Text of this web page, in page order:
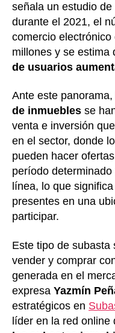
señala un estudio
durante el 2021, el
comercio
millones y se estima
de usuarios
Ante este panorama,
de inmuebles se
venta e inversión
en el sector, donde
pueden hacer
período
línea, lo que
presentes en una
participar.
Este tipo de subasta
vender y comprar
generada en el
expresa Yazmín
estratégicos en
líder en la red online